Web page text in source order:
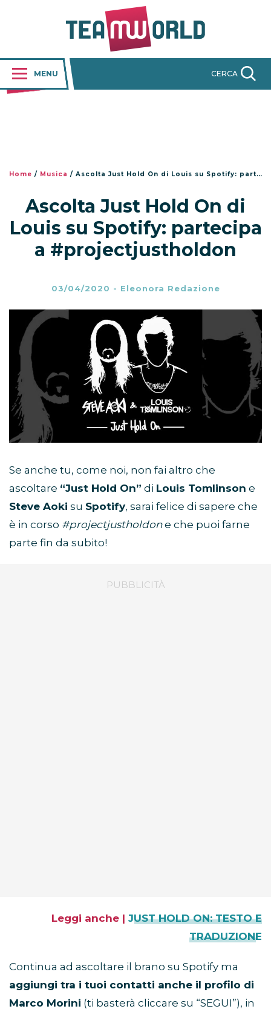
MENU CERCA
Home / Musica / Ascolta Just Hold On di Louis su Spotify: partecipa a #projectjustholdon
Ascolta Just Hold On di
Louis su Spotify: partecipa
a #projectjustholdon
03/04/2020 - Eleonora Redazione
Se anche tu, come noi, non fai altro che
ascoltare “Just Hold On” di Louis Tomlinson e
Steve Aoki su Spotify, sarai felice di sapere che
è in corso #projectjustholdone che puoi farne
parte fin da subito!
Leggi anche | JUST HOLD ON: TESTO E
TRADUZIONE
Continua ad ascoltare il brano su Spotify ma
aggiungi tra i tuoi contatti anche il profilo di
Marco Morini (ti basterà cliccare su “SEGUI”), in